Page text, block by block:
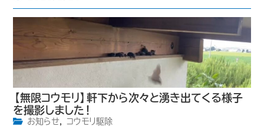
【無限コウモリ】軒下から次々と湧き出てくる様子
を撮影しました！
お知らせ,
コウモリ駆除